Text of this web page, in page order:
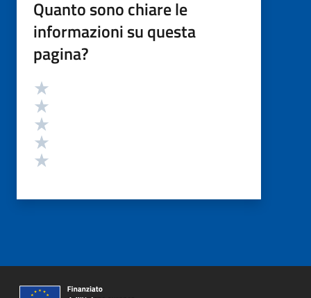
Quanto sono chiare le
informazioni su questa
pagina?
Valutazione